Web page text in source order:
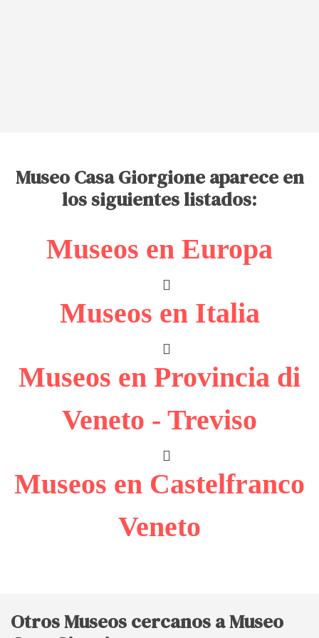
Museo Casa Giorgione aparece en
los siguientes listados:
Museos en Europa
Museos en Italia
Museos en Provincia di
Veneto - Treviso
Museos en Castelfranco
Veneto
Otros Museos cercanos a Museo